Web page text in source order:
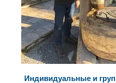
Индивидуальные и